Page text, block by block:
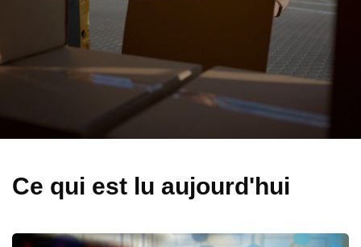
Ce qui est lu aujourd'hui